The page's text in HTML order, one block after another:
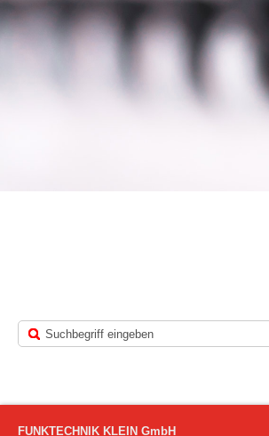
FUNKTECHNIK KLEIN GmbH